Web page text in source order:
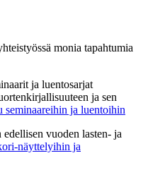
monia tapahtumia
ja luentosarjat
ja sen
seminaareihin ja luentoihin
edellisen vuoden lasten- ja
näyttelyihin ja